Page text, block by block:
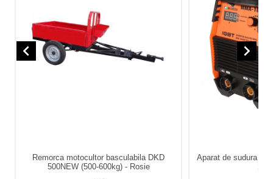
Remorca motocultor basculabila DKD
500NEW (500-600kg) - Rosie
Aparat de sudura
navigate_before navigate_next